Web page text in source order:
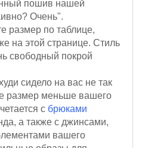
пошив нашей
Очень".
размер по таблице,
на этой странице. Стиль
свободный покрой
сидело на вас не так
размер меньше вашего
с брюками
а также с джинсами,
вашего